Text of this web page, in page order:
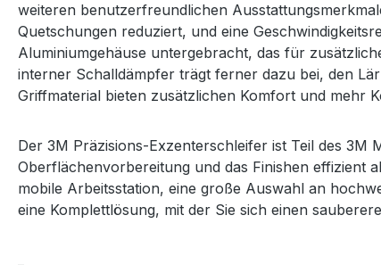
weiteren benutzerfreundlichen
Quetschungen reduziert, und eine
Aluminiumgehäuse untergebracht, das für
interner Schalldämpfer trägt ferner dazu bei, den
Griffmaterial bieten zusätzlichen Komfort und mehr
Der 3M Präzisions-Exzenterschleifer ist Teil des 3M
Oberflächenvorbereitung und das Finishen effizient
mobile Arbeitsstation, eine große Auswahl an
eine Komplettlösung, mit der Sie sich einen